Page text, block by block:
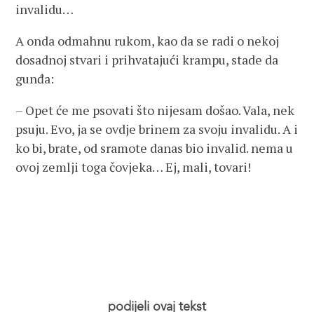
invalidu…
A onda odmahnu rukom, kao da se radi o nekoj
dosadnoj stvari i prihvatajući krampu, stade da
gunđa:
– Opet će me psovati što nijesam došao. Vala, nek
psuju. Evo, ja se ovdje brinem za svoju invalidu. A i
ko bi, brate, od sramote danas bio invalid. nema u
ovoj zemlji toga čovjeka… Ej, mali, tovari!
podijeli ovaj tekst